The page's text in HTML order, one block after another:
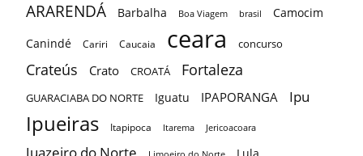
ARARENDÁ Barbalha Boa Viagem brasil
Camocim
Canindé
Cariri Caucaia ceara concurso
Crateús Crato CROATÁ Fortaleza
GUARACIABA DO NORTE Iguatu IPAPORANGA Ipu
Ipueiras Itapipoca Itarema Jericoacoara